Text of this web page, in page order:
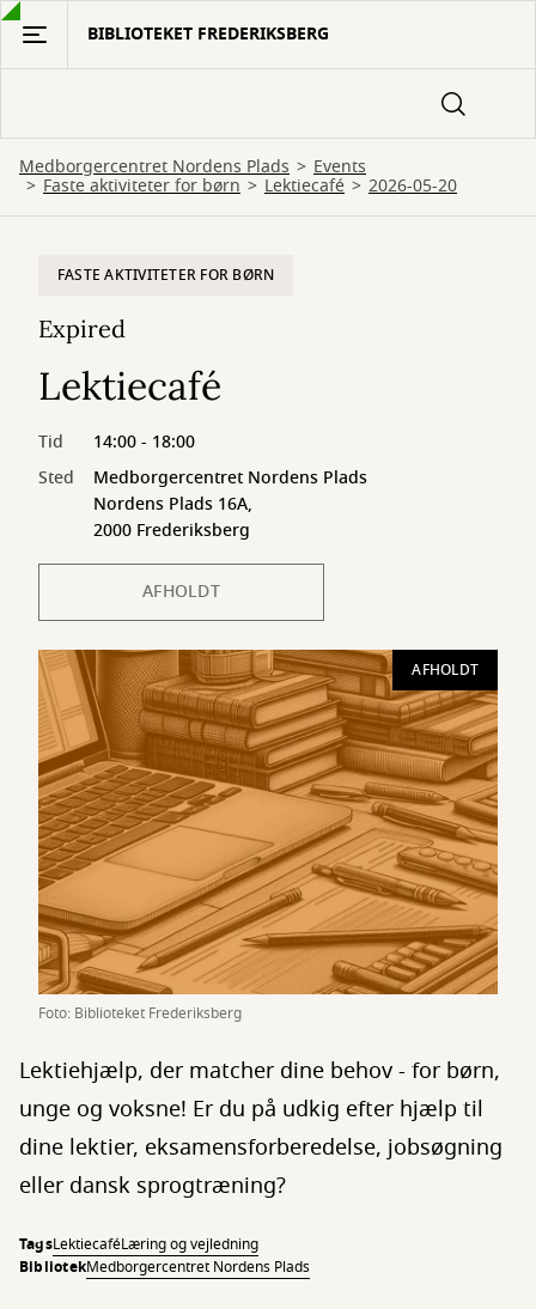
Gå
hovedindhold
BIBLIOTEKET FREDERIKSBERG
Medborgercentret Nordens Plads Events
Faste aktiviteter for børn Lektiecafé 2026-05-20
AFHOLDT
Foto: Biblioteket Frederiksberg
FASTE AKTIVITETER FOR BØRN
Expired
Lektiecafé
Tid
14:00 - 18:00
Sted
Medborgercentret Nordens Plads
Nordens Plads 16A,
2000 Frederiksberg
AFHOLDT
Lektiehjælp, der matcher dine behov - for børn,
unge og voksne! Er du på udkig efter hjælp til
dine lektier, eksamensforberedelse, jobsøgning
eller dansk sprogtræning?
TagsLektiecaféLæring og vejledning
BibliotekMedborgercentret Nordens Plads